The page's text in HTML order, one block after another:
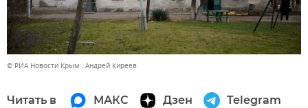
© РИА Новости Крым . Андрей Киреев
Читать в МАКС Дзен Telegram